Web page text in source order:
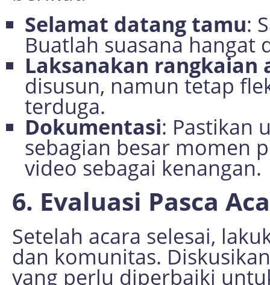
Selamat datang tamu:
Buatlah suasana hangat
Laksanakan rangkaian
disusun, namun tetap
terduga.
Dokumentasi: Pastikan
sebagian besar momen
video sebagai kenangan.
6. Evaluasi Pasca
Setelah acara selesai,
dan komunitas.
yang perlu diperbaiki